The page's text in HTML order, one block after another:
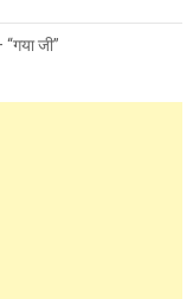
जी”